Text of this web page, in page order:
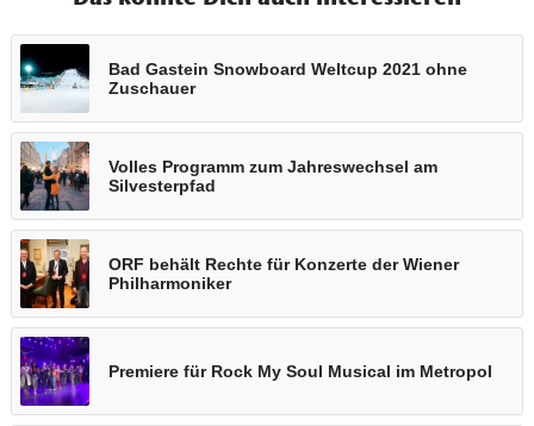
Bad Gastein Snowboard Weltcup 2021 ohne
Zuschauer
Volles Programm zum Jahreswechsel am
Silvesterpfad
ORF behält Rechte für Konzerte der Wiener
Philharmoniker
Premiere für Rock My Soul Musical im Metropol